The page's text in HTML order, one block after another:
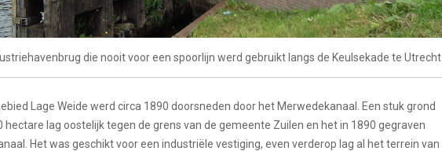
die nooit voor een spoorlijn werd gebruikt langs de Keulsekade te Utrecht
Lage Weide werd circa 1890 doorsneden door het Merwedekanaal. Een stuk grond
hectare lag oostelijk tegen de grens van de gemeente Zuilen en het in 1890 gegraven
Het was geschikt voor een industriële vestiging, even verderop lag al het terrein van